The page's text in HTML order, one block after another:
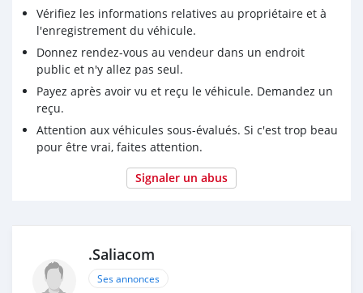
Vérifiez les informations relatives au propriétaire et à
l'enregistrement du véhicule.
Donnez rendez-vous au vendeur dans un endroit
public et n'y allez pas seul.
Payez après avoir vu et reçu le véhicule. Demandez un
reçu.
Attention aux véhicules sous-évalués. Si c'est trop beau
pour être vrai, faites attention.
Signaler un abus
.Saliacom
Ses annonces